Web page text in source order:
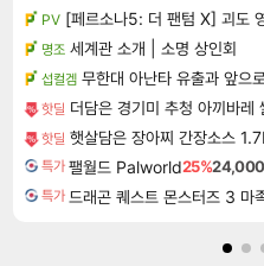
PV [페르소나5: 더 팬텀 X] 괴도
명조 세계관 소개 | 소명 상인회
섭컬겜 무한대 아난타 유출과 앞으
핫딜 더담은 경기미 추청 아끼바
핫딜 햇살담은 장아찌 간장소스
특가 팰월드 Palworld25%
특가